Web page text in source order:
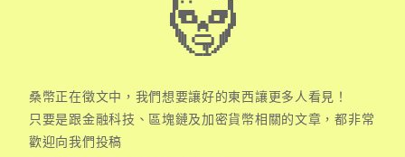
桑幣正在徵文中，我們想要讓好的東西讓更多人看見！
只要是跟金融科技、區塊鏈及加密貨幣相關的文章，都非常
歡迎向我們投稿